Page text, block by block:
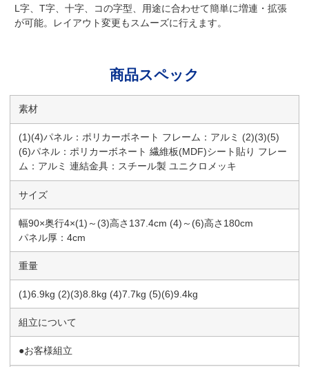
L字、T字、十字、コの字型、用途に合わせて簡単に増連・拡張
が可能。レイアウト変更もスムーズに行えます。
商品スペック
素材
(1)(4)パネル：ポリカーボネート フレーム：アルミ (2)(3)(5)
(6)パネル：ポリカーボネート 繊維板(MDF)シート貼り フレー
ム：アルミ 連結金具：スチール製 ユニクロメッキ
サイズ
幅90×奥行4×(1)～(3)高さ137.4cm (4)～(6)高さ180cm
パネル厚：4cm
重量
(1)6.9kg (2)(3)8.8kg (4)7.7kg (5)(6)9.4kg
組立について
●お客様組立